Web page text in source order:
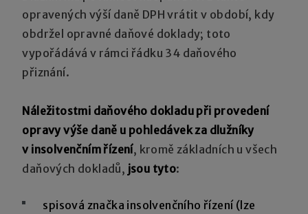
opravených výší daně DPH vrátit v období, kdy
obdržel opravné daňové doklady; toto
vypořádává v rámci řádku 34 daňového
přiznání.
Náležitostmi daňového dokladu při provedení
opravy výše daně u pohledávek za dlužníky
v insolvenčním řízení, kromě základních u všech
daňových dokladů, jsou tyto:
spisová značka insolvenčního řízení (lze